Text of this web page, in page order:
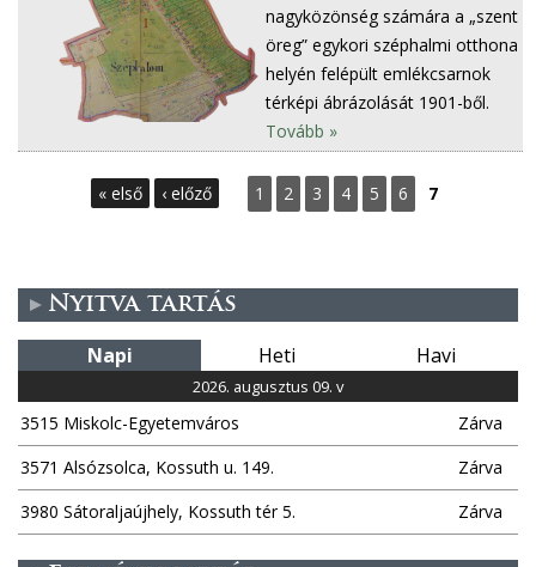
nagyközönség számára a „szent
öreg” egykori széphalmi otthona
helyén felépült emlékcsarnok
térképi ábrázolását 1901-ből.
Tovább »
a
l
a
k
« első ‹ előző 1 2 3 4 5 6 7
Nyitva tartás
Napi Heti Havi
2026. augusztus 09. v
3515 Miskolc-Egyetemváros
Zárva
3571 Alsózsolca, Kossuth u. 149.
Zárva
3980 Sátoraljaújhely, Kossuth tér 5.
Zárva